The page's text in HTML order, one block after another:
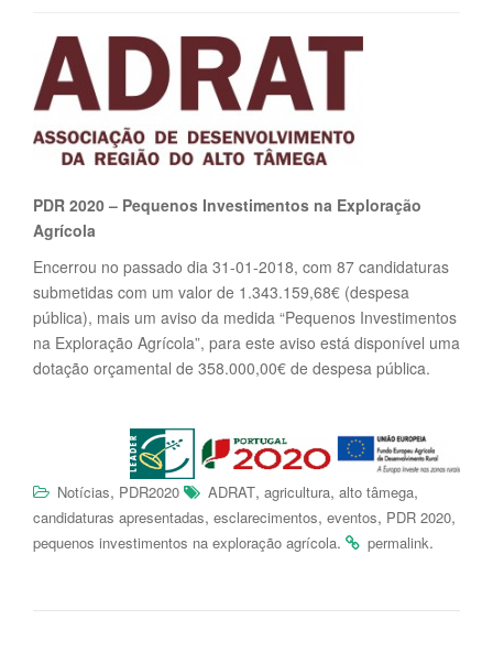
PDR 2020 – Pequenos Investimentos na Exploração
Agrícola
Encerrou no passado dia 31-01-2018, com 87 candidaturas
submetidas com um valor de 1.343.159,68€ (despesa
pública), mais um aviso da medida “Pequenos Investimentos
na Exploração Agrícola”, para este aviso está disponível uma
dotação orçamental de 358.000,00€ de despesa pública.
Notícias, PDR2020 ADRAT, agricultura, alto tâmega,
candidaturas apresentadas, esclarecimentos, eventos, PDR 2020,
pequenos investimentos na exploração agrícola. permalink.